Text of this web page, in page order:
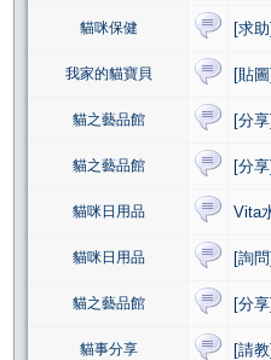
貓咪保健 [求
我家的貓寶貝 [貼
貓之藝品館 [分
貓之藝品館 [分
貓咪日用品 Vita
貓咪日用品 [詢
貓之藝品館 [分
貓事分享 [請